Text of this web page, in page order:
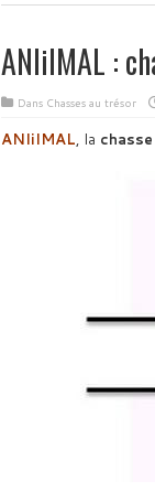
ANIiIMAL :
Dans Chasses au trésor
ANIiIMAL, la